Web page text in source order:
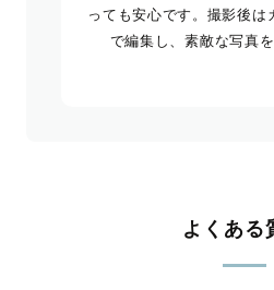
っても安心です。撮影後は
で編集し、素敵な写真
よくある